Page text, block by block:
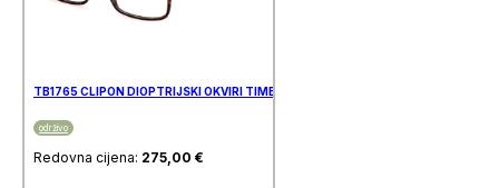
TB1765 CLIPON DIOPTRIJSKI OKVIRI TIMBERLAND
održivo
Redovna cijena: 275,00 €